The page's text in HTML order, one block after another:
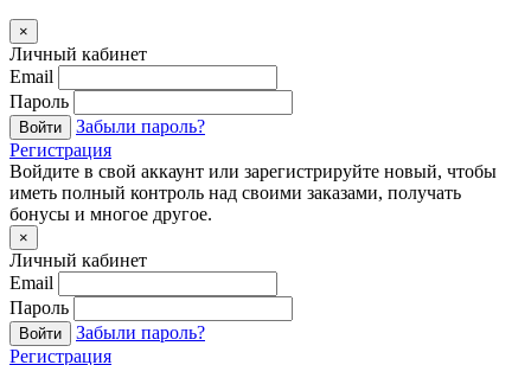
×
Личный кабинет
Email
Пароль
Войти
Забыли пароль?
Регистрация
Войдите в свой аккаунт или зарегистрируйте новый, чтобы
иметь полный контроль над своими заказами, получать
бонусы и многое другое.
×
Личный кабинет
Email
Пароль
Войти
Забыли пароль?
Регистрация